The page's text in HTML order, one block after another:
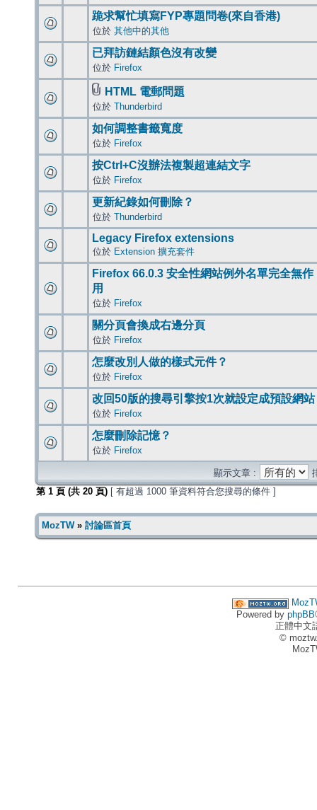
跪求幫忙填寫FYP專題問卷(來自香港)
位於 其他中的其他
已拜訪鏈結顏色沒有改變
位於 Firefox
HTML 電郵問題
位於 Thunderbird
如何調整書籤寬度
位於 Firefox
按Ctrl+C沒辦法複製超連結文字
位於 Firefox
更新紀錄如何刪除？
位於 Thunderbird
Legacy Firefox extensions
位於 Extension 擴充套件
Firefox 66.0.3 安全性網站例外名單完全無作
用
位於 Firefox
關分頁會換成右邊分頁
位於 Firefox
怎麼改別人做的樣式元件？
位於 Firefox
改回50版的搜尋引擎按1次就設定成預設網站
位於 Firefox
怎麼刪除記憶？
位於 Firefox
顯示文章 :
第 1 頁 (共 20 頁) [ 有超過 1000 筆資料符合您搜尋的條件 ]
MozTW» 討論區首頁
Powered by phpBB
正體中文
©